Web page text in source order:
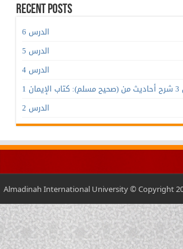
Recent Posts
الدرس 6
الدرس 5
الدرس 4
1
الدرس 2
Almadinah International University © Copyright